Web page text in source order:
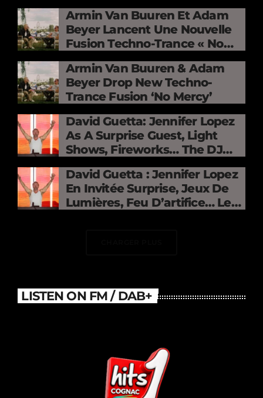
Armin Van Buuren Et Adam
Beyer Lancent Une Nouvelle
Fusion Techno-Trance « No
Armin Van Buuren & Adam
Beyer Drop New Techno-
Trance Fusion ‘No Mercy’
David Guetta: Jennifer Lopez
As A Surprise Guest, Light
Shows, Fireworks… The DJ
France
David Guetta : Jennifer Lopez
En Invitée Surprise, Jeux De
Lumières, Feu D’artifice… Le
LISTEN ON FM / DAB+